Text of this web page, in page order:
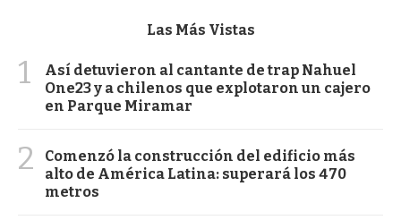
Las Más Vistas
1
Así detuvieron al cantante de trap Nahuel
One23 y a chilenos que explotaron un cajero
en Parque Miramar
2
Comenzó la construcción del edificio más
alto de América Latina: superará los 470
metros